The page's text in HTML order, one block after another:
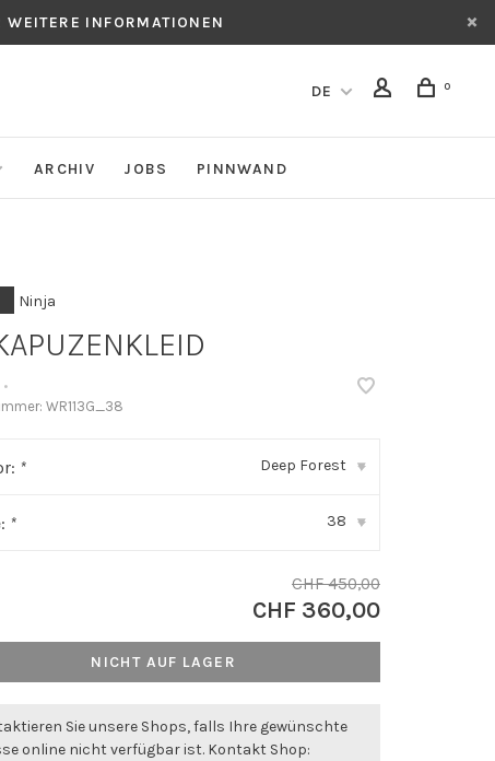
INFORMATIONEN
DE 0
ARCHIV JOBS PINNWAND
Ninja
•
WR113G_38
* Deep Forest ▾
* 38 ▾
CHF 450,00
CHF 360,00
NICHT AUF LAGER
Sie unsere Shops, falls Ihre gewünschte
online nicht verfügbar ist. Kontakt Shop: